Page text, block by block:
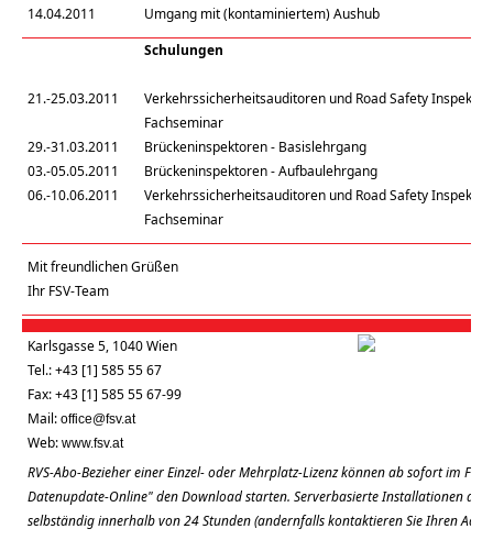
14.04.2011
Umgang mit (kontaminiertem) Aushub
Schulungen
21.-25.03.2011
Verkehrssicherheitsauditoren und Road Safety
Fachseminar
29.-31.03.2011
Brückeninspektoren - Basislehrgang
03.-05.05.2011
Brückeninspektoren - Aufbaulehrgang
06.-10.06.2011
Verkehrssicherheitsauditoren und Road Safety
Fachseminar
Mit freundlichen Grüßen
Ihr FSV-Team
Karlsgasse 5, 1040 Wien
Tel.: +43 [1] 585 55 67
Fax: +43 [1] 585 55 67-99
Mail: office@fsv.at
Web: www.fsv.at
RVS-Abo-Bezieher einer Einzel- oder Mehrplatz-Lizenz können ab sofort im
Datenupdate-Online" den Download starten. Serverbasierte Installationen
selbständig innerhalb von 24 Stunden (andernfalls kontaktieren Sie Ihren